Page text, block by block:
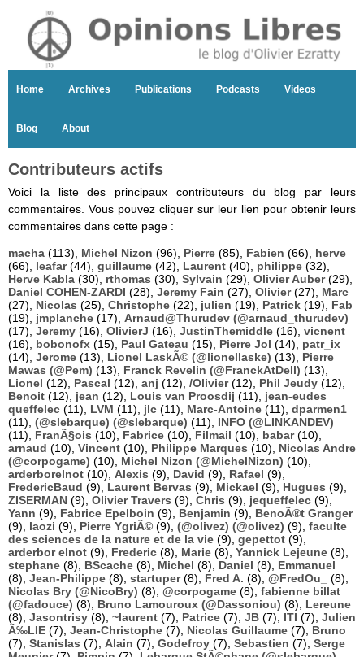
Home Archives Publications Podcasts Videos
Blog About
Contributeurs actifs
Voici la liste des principaux contributeurs du blog par leurs
commentaires. Vous pouvez cliquer sur leur lien pour obtenir leurs
commentaires dans cette page :
macha (113), Michel Nizon (96), Pierre (85), Fabien (66), herve
(66), leafar(44), guillaume (42), Laurent (40), philippe (32),
Herve Kabla (30), rthomas (30), Sylvain (29), Olivier Auber(29),
Daniel COHEN-ZARDI (28), Jeremy Fain (27), Olivier(27), Marc
(27), Nicolas (25), Christophe (22), julien (19), Patrick (19), Fab
(19), jmplanche (17), Arnaud@Thurudev (@arnaud_thurudev)
(17), Jeremy (16), OlivierJ (16), JustinThemiddle (16), vicnent
(16), bobonofx (15), Paul Gateau (15), Pierre Jol (14), patr_ix
(14), Jerome (13), Lionel LaskÃ© (@lionellaske) (13), Pierre
Mawas (@Pem) (13), Franck Revelin (@FranckAtDell) (13),
Lionel (12), Pascal (12), anj (12), /Olivier(12), Phil Jeudy (12),
Benoit (12), jean (12), Louis van Proosdij (11), jean-eudes
queffelec (11), LVM (11), jlc (11), Marc-Antoine (11), dparmen1
(11), (@slebarque) (@slebarque) (11), INFO (@LINKANDEV)
(11), FranÃ§ois (10), Fabrice (10), Filmail (10), babar(10),
arnaud (10), Vincent (10), Philippe Marques (10), Nicolas Andre
(@corpogame) (10), Michel Nizon (@MichelNizon) (10),
arderborelnot (10), Alexis (9), David (9), Rafael (9),
FredericBaud (9), Laurent Bervas (9), Mickael (9), Hugues (9),
ZISERMAN (9), Olivier Travers (9), Chris (9), jequeffelec (9),
Yann (9), Fabrice Epelboin (9), Benjamin (9), BenoÃ®t Granger
(9), laozi (9), Pierre YgriÃ© (9), (@olivez) (@olivez) (9), faculte
des sciences de la nature et de la vie (9), gepettot (9),
arderbor elnot (9), Frederic (8), Marie (8), Yannick Lejeune (8),
stephane (8), BScache (8), Michel (8), Daniel (8), Emmanuel
(8), Jean-Philippe (8), startuper(8), Fred A. (8), @FredOu_
(8),
Nicolas Bry (@NicoBry) (8), @corpogame (8), fabienne billat
(@fadouce) (8), Bruno Lamouroux (@Dassoniou) (8), Lereune
(8), Jasontrisy (8), ~laurent (7), Patrice (7), JB (7), ITI (7), Julien
Ã‰LIE (7), Jean-Christophe (7), Nicolas Guillaume (7), Bruno
(7), Stanislas (7), Alain (7), Godefroy (7), Sebastien (7), Serge